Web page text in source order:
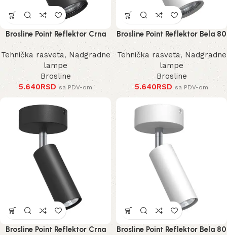
Brosline Point Reflektor Crna
80 mm 170 mm 2286 mm
Tehnička rasveta, Nadgradne
lampe
Brosline
5.640RSD sa PDV-om
Brosline Point Reflektor Bela 80
mm 170 mm 2287 mm
Tehnička rasveta, Nadgradne
lampe
Brosline
5.640RSD sa PDV-om
Brosline Point Reflektor Crna
Brosline Point Reflektor Bela 80